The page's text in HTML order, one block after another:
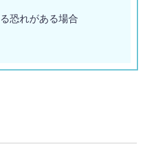
恐れがある場合